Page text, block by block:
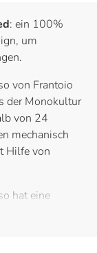
: ein 100%
um
von Frantoio
der Monokultur
von 24
mechanisch
Hilfe von
hat eine